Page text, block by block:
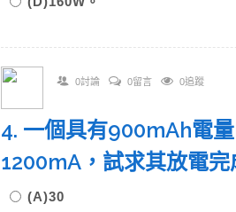
0討論 0留言 0追蹤
4. 一個具有900mAh電
1200mA，試求其放電完
(A)30